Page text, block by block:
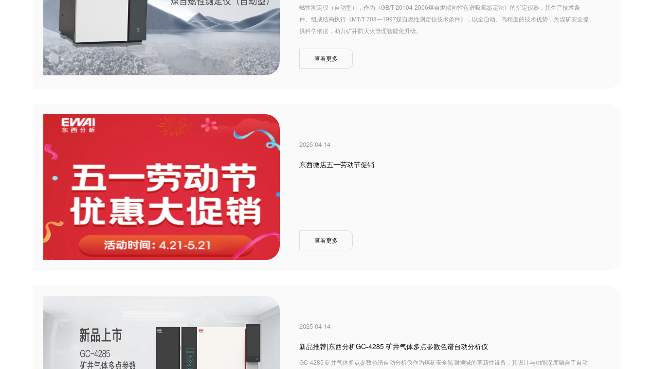
燃性测定仪（自动型），作为《GB/T 20104-2006煤自燃倾向性色谱吸氧鉴定法》的指定仪器，其生产技术条
件、组成结构执行《MT/T 708—1997煤自燃性测定仪技术条件》，以全自动、高精度的技术优势，为煤矿安全提
供科学依据，助力矿井防灭火管理智能化升级。
查看更多
2025-04-14
东西微店五一劳动节促销
查看更多
2025-04-14
新品推荐|东西分析GC-4285 矿井气体多点参数色谱自动分析仪
GC-4285 矿井气体多点参数色谱自动分析仪作为煤矿安全监测领域的革新性设备，其设计与功能深度融合了自动